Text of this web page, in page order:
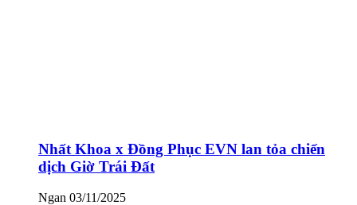
Nhất Khoa x Đồng Phục EVN lan tỏa chiến
dịch Giờ Trái Đất
Ngan 03/11/2025